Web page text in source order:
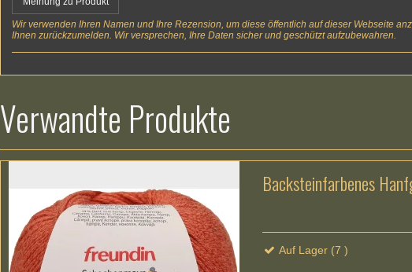
Wir verwenden Ihren Namen und Ihre Rezension, um diese öffentlich auf dieser Webseite
Ihnen zurückzumelden. Wir versprechen, Ihre Daten sicher und geschützt aufzubewahren.
Verwandte Produkte
Backsteinfarbenes
Auf Lager (7 )